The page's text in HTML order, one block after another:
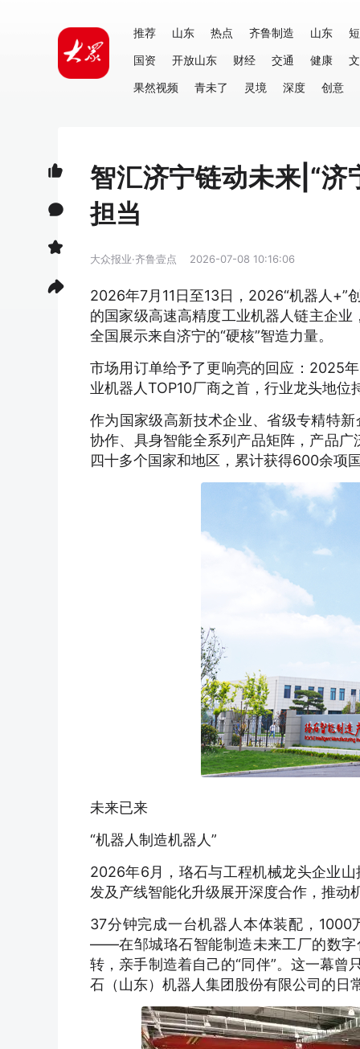
推荐 山东 热点 齐鲁制造 山东
国资
开放山东 财经 交通 健康
果然视频
青未了 灵境 深度 创意
智汇济宁链动未来|“济
担当
大众报业·齐鲁壹点 2026-07-08 10:16:06
2026年7月11日至13日，2026“机器人+”
的国家级高速高精度工业机器人链主企
全国展示来自济宁的“硬核”智造力量。
市场用订单给予了更响亮的回应：2025
业机器人TOP10厂商之首，行业龙头地位
作为国家级高新技术企业、省级专精特
协作、具身智能全系列产品矩阵，产品
四十多个国家和地区，累计获得600余项
未来已来
“机器人制造机器人”
2026年6月，珞石与工程机械龙头企业
发及产线智能化升级展开深度合作，推动
37分钟完成一台机器人本体装配，
——在邹城珞石智能制造未来工厂的数字
转，亲手制造着自己的“同伴”。这一幕曾
石（山东）机器人集团股份有限公司的日